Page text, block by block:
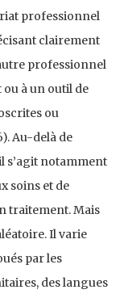
professionnel
clairement
professionnel
à un outil de
ou
Au-delà de
s’agit notamment
soins et de
traitement. Mais
Il varie
par les
des langues